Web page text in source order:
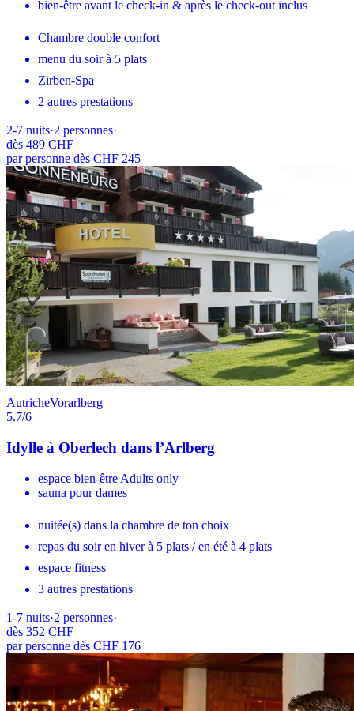
bien-être avant le check-in & après le check-out inclus
Chambre double confort
menu du soir à 5 plats
Zirben-Spa
2 autres prestations
2-7 nuits·2 personnes·
dès 489 CHF
par personne dès CHF 245
AutricheVorarlberg
5.7/6
Idylle à Oberlech dans l’Arlberg
espace bien-être Adults only
sauna pour dames
nuitée(s) dans la chambre de ton choix
repas du soir en hiver à 5 plats / en été à 4 plats
espace fitness
3 autres prestations
1-7 nuits·2 personnes·
dès 352 CHF
par personne dès CHF 176